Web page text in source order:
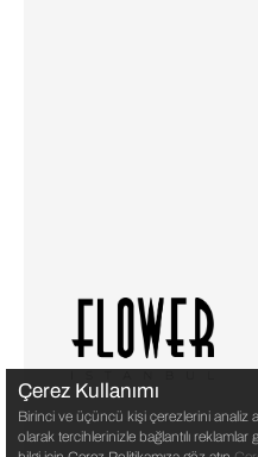
Çerez Kullanımı
Birinci ve üçüncü kişi çerezlerini analiz
olarak tercihlerinizle bağlantılı